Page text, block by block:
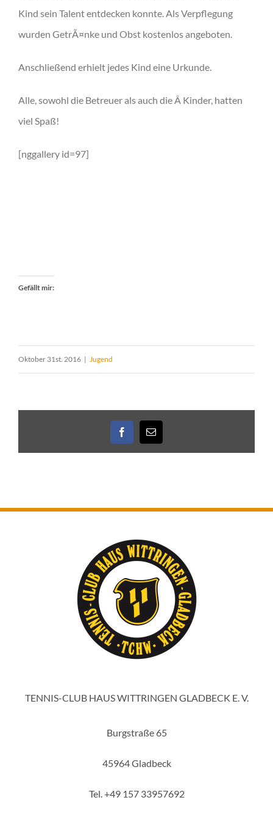
Kind sein Talent entdecken konnte. Als Verpflegung
wurden GetrÃ¤nke und Obst kostenlos angeboten.
Anschließend erhielt jedes Kind eine Urkunde.
Alle, sowohl die Betreuer als auch die Â Kinder, hatten
viel Spaß!
[nggallery id=97]
Gefällt mir:
Oktober 31st. 2016 | Jugend
Facebook
E-
Mail
TENNIS-CLUB HAUS WITTRINGEN GLADBECK E. V.
Burgstraße 65
45964 Gladbeck
Tel. +49 157 33957692